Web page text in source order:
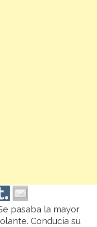
pasaba la mayor
Conducía su